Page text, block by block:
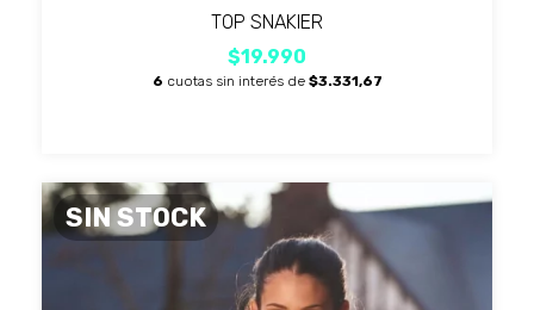
TOP SNAKIER
$19.990
6 cuotas sin interés de $3.331,67
SIN STOCK